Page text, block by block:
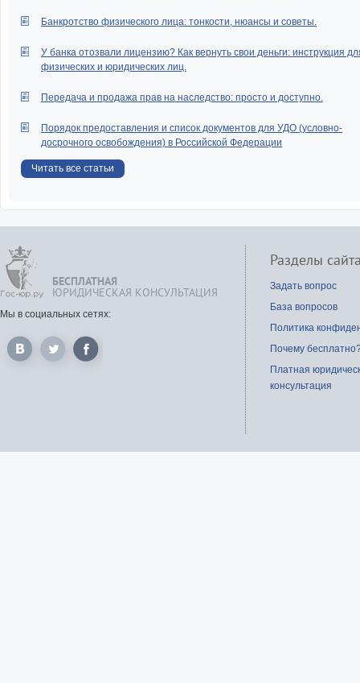
Банкротство физического лица: тонкости, нюансы и советы.
У банка отозвали лицензию? Как вернуть свои деньги: инструкция
физических и юридических лиц.
Передача и продажа прав на наследство: просто и доступно.
Порядок предоставления и список документов для УДО (условно-
досрочного освобождения) в Российской Федерации
Читать все статьи
БЕСПЛАТНАЯ
ЮРИДИЧЕСКАЯ КОНСУЛЬТАЦИЯ
Мы в социальных сетях:
Разделы
Задать вопрос
База вопросов
Политика
Почему
Платная
консультация